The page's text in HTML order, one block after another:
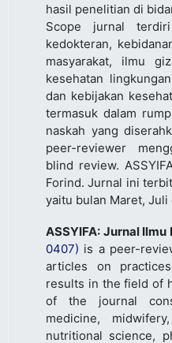
hasil penelitian di
Scope jurnal
kedokteran,
masyarakat, ilmu
kesehatan
dan kebijakan
termasuk dalam
naskah yang
peer-reviewer
blind review.
Forind. Jurnal ini
yaitu bulan Maret, Juli
ASSYIFA: Jurnal Ilmu
0407) is a peer-
articles on
results in the field of
of the journal
medicine,
nutritional science,